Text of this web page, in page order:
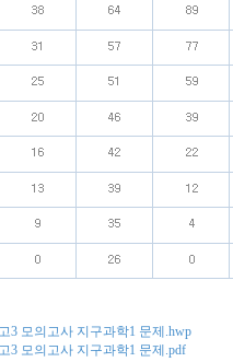
3 모의고사 지구과학1 문제.hwp
3 모의고사 지구과학1 문제.pdf